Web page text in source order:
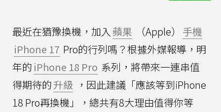
最近在猶豫換機，加入 蘋果 （Apple）
手機
iPhone 17 Pro的行列嗎？根據外媒報導，明
年的 iPhone 18 Pro 系列，將帶來一連串值
得期待的升級 ，因此建議「應該等到iPhone
18 Pro再換機」，總共有8大理由值得你等